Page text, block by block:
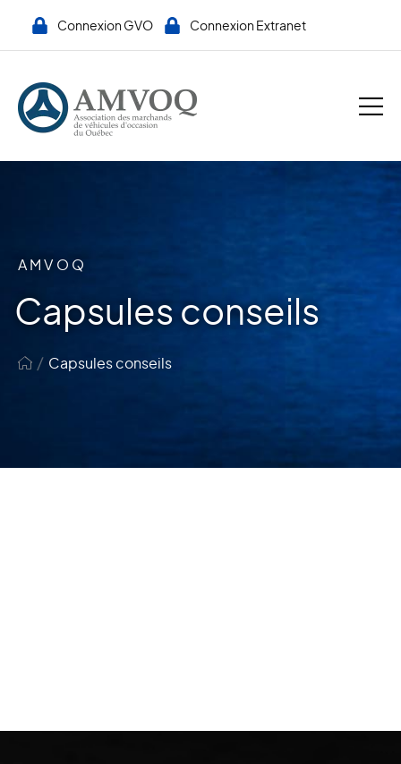
Connexion GVO Connexion Extranet
AMVOQ
Capsules conseils
/ Capsules conseils